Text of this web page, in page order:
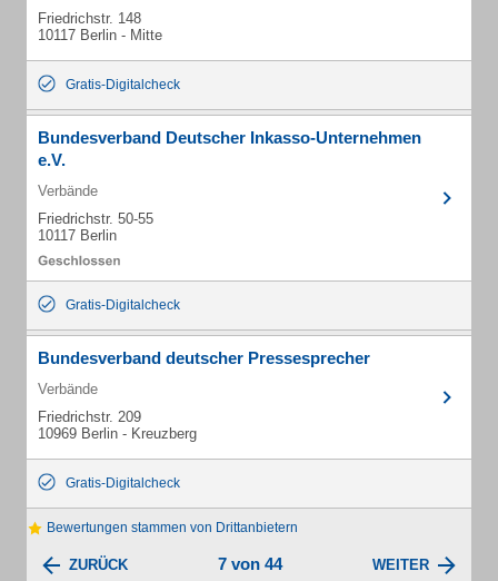
Friedrichstr. 148
10117 Berlin - Mitte
Gratis-Digitalcheck
Bundesverband Deutscher Inkasso-Unternehmen
e.V.
Verbände
Friedrichstr. 50-55
10117 Berlin
Gratis-Digitalcheck
Bundesverband deutscher Pressesprecher
Verbände
Friedrichstr. 209
10969 Berlin - Kreuzberg
Gratis-Digitalcheck
Bewertungen stammen von Drittanbietern
ZURÜCK 7 von 44 WEITER